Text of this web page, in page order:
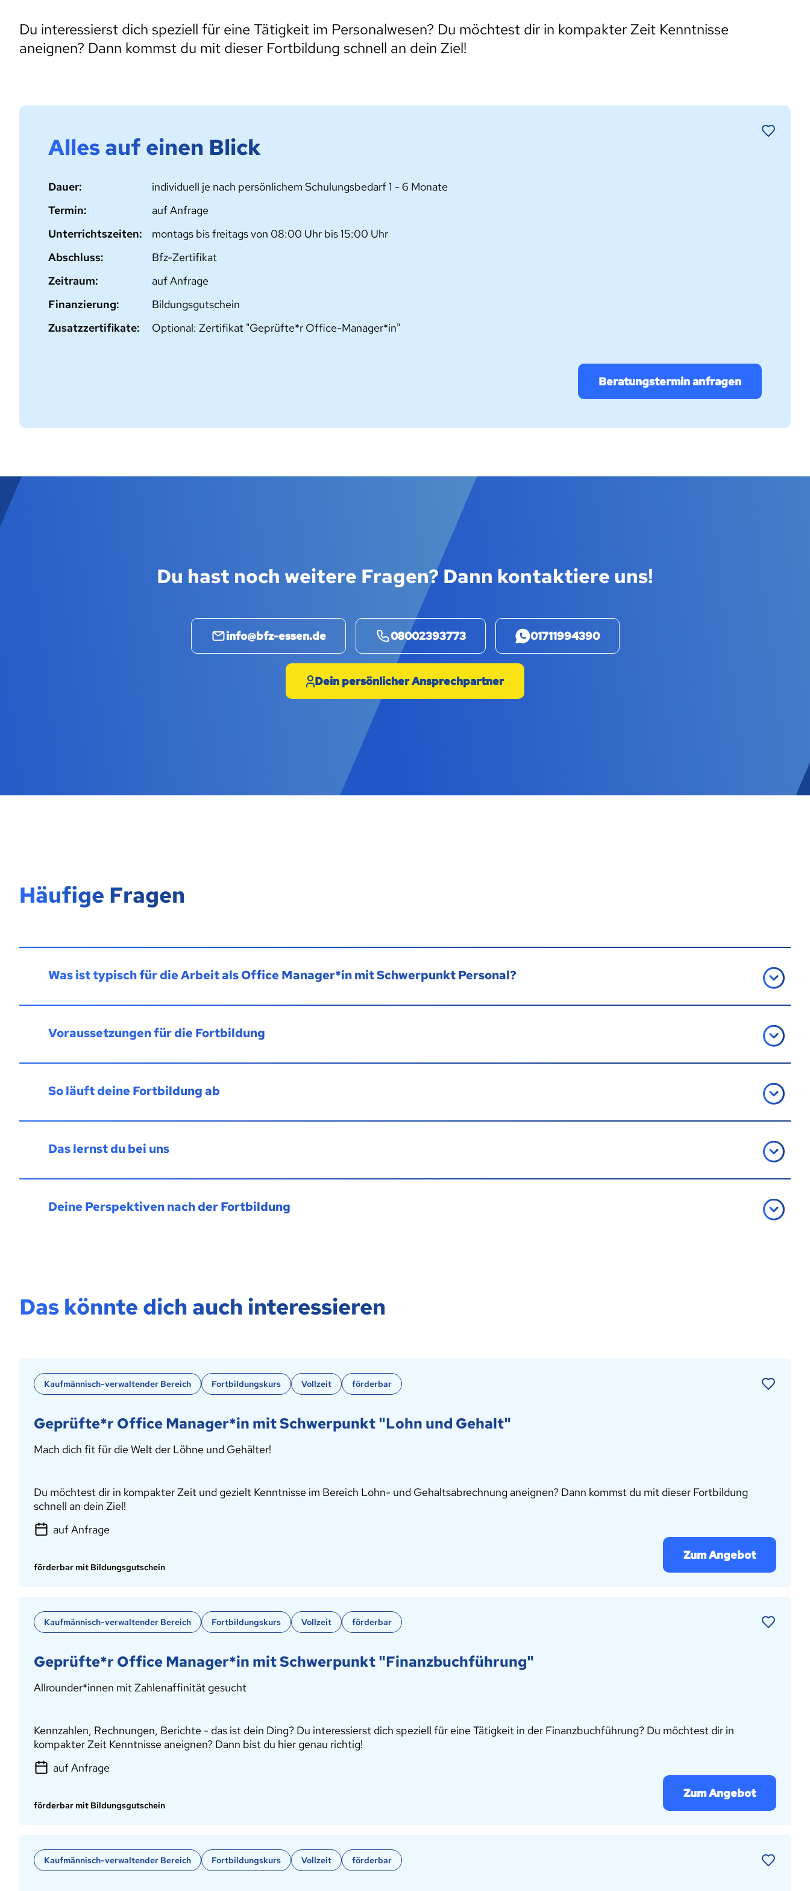
Du interessierst dich speziell für eine Tätigkeit im Personalwesen? Du möchtest dir in kompakter Zeit Kenntnisse
aneignen? Dann kommst du mit dieser Fortbildung schnell an dein Ziel!
Alles auf einen Blick
Dauer:
individuell je nach persönlichem Schulungsbedarf 1 - 6 Monate
Termin:
auf Anfrage
Unterrichtszeiten:
montags bis freitags von 08:00 Uhr bis 15:00 Uhr
Abschluss:
Bfz-Zertifikat
Zeitraum:
auf Anfrage
Finanzierung:
Bildungsgutschein
Zusatzzertifikate:
Optional: Zertifikat "Geprüfte*r Office-Manager*in"
Beratungstermin anfragen
Du hast noch weitere Fragen? Dann kontaktiere uns!
info@bfz-essen.de 08002393773 01711994390
Dein persönlicher Ansprechpartner
Häufige Fragen
Was ist typisch für die Arbeit als Office Manager*in mit Schwerpunkt Personal?
Voraussetzungen für die Fortbildung
So läuft deine Fortbildung ab
Das lernst du bei uns
Deine Perspektiven nach der Fortbildung
Das könnte dich auch interessieren
Kaufmännisch-verwaltender Bereich Fortbildungskurs Vollzeit förderbar
Geprüfte*r Office Manager*in mit Schwerpunkt "Lohn und Gehalt"
Mach dich fit für die Welt der Löhne und Gehälter!
Du möchtest dir in kompakter Zeit und gezielt Kenntnisse im Bereich Lohn- und Gehaltsabrechnung aneignen? Dann kommst du mit dieser Fortbildung
schnell an dein Ziel!
auf Anfrage
förderbar mit Bildungsgutschein
Zum Angebot
Kaufmännisch-verwaltender Bereich Fortbildungskurs Vollzeit förderbar
Geprüfte*r Office Manager*in mit Schwerpunkt "Finanzbuchführung"
Allrounder*innen mit Zahlenaffinität gesucht
Kennzahlen, Rechnungen, Berichte - das ist dein Ding? Du interessierst dich speziell für eine Tätigkeit in der Finanzbuchführung? Du möchtest dir in
kompakter Zeit Kenntnisse aneignen? Dann bist du hier genau richtig!
auf Anfrage
förderbar mit Bildungsgutschein
Zum Angebot
Kaufmännisch-verwaltender Bereich Fortbildungskurs Vollzeit förderbar